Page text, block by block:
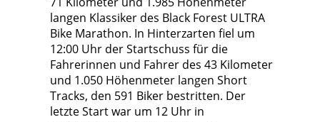
langen Klassiker des Black Forest ULTRA
Bike Marathon. In Hinterzarten fiel um
12:00 Uhr der Startschuss für die
Fahrerinnen und Fahrer des 43 Kilometer
und 1.050 Höhenmeter langen Short
Tracks, den 591 Biker bestritten. Der
letzte Start war um 12 Uhr in